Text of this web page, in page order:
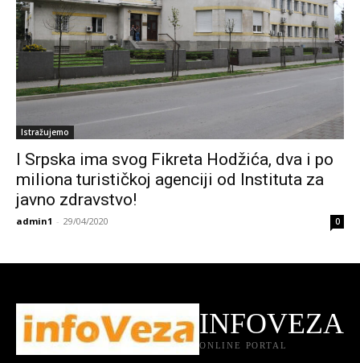
Istražujemo
I Srpska ima svog Fikreta Hodžića, dva i po
miliona turističkoj agenciji od Instituta za
javno zdravstvo!
admin1 - 29/04/2020 0
INFOVEZA
ONLINE PORTAL